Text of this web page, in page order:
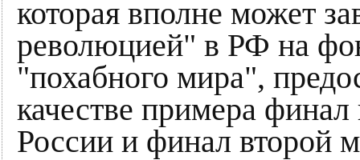
которая вполне может
революцией" в РФ на
"похабного мира",
качестве примера
России и финал второй